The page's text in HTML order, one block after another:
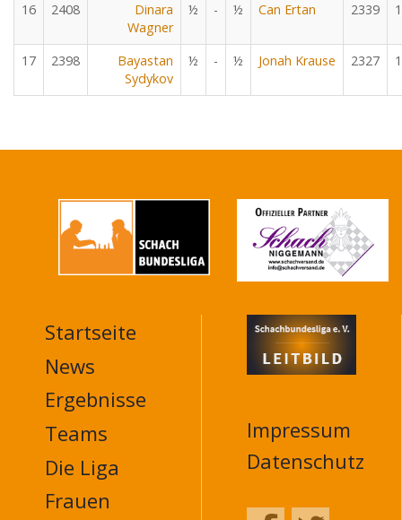
16 2408
Dinara
Wagner
½ - ½ Can Ertan 2339
17 2398
Bayastan
Sydykov
½ - ½ Jonah Krause 2327
MAIN
NAVIGATION
FOOTER
Startseite
News
Ergebnisse
Teams
Die Liga
Frauen
Impressum
Datenschutz